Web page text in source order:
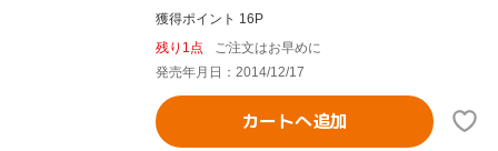
獲得ポイント 16P
残り1点
ご注文はお早めに
発売年月日：2014/12/17
カートへ追加